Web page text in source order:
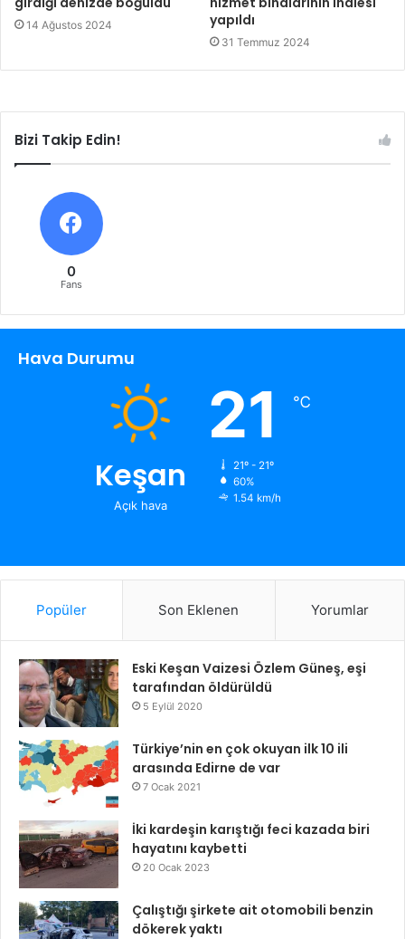
14 Ağustos 2024
yapıldı
31 Temmuz 2024
Bizi Takip Edin!
0
Fans
Hava Durumu
Keşan
Açık hava
21 ℃
21º - 21º
60%
1.54 km/h
Popüler Son Eklenen Yorumlar
Eski Keşan Vaizesi Özlem Güneş, eşi
tarafından öldürüldü
5 Eylül 2020
Türkiye’nin en çok okuyan ilk 10 ili
arasında Edirne de var
7 Ocak 2021
İki kardeşin karıştığı feci kazada biri
hayatını kaybetti
20 Ocak 2023
Çalıştığı şirkete ait otomobili benzin
dökerek yaktı